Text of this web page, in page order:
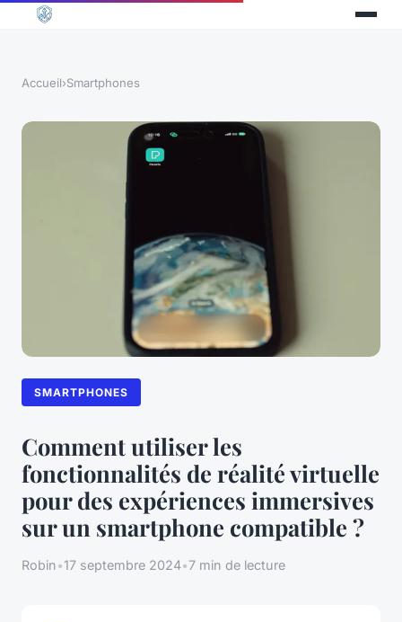
Accueil›Smartphones
SMARTPHONES
Comment utiliser les
fonctionnalités de réalité virtuelle
pour des expériences immersives
sur un smartphone compatible ?
Robin•17 septembre 2024•7 min de lecture